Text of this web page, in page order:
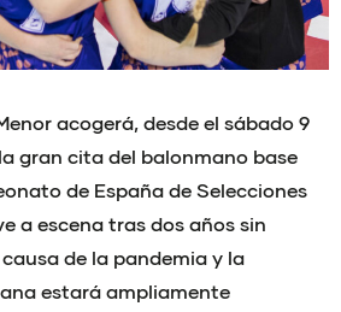
acogerá, desde el sábado 9
gran cita del balonmano base
de España de Selecciones
a escena tras dos años sin
de la pandemia y la
estará ampliamente